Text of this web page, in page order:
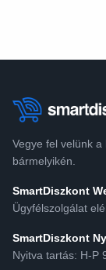
Vegye fel velünk
bármelyikén.
SmartDiszkont
Ügyfélszolgálat
SmartDiszkont
Nyitva tartás: H-P